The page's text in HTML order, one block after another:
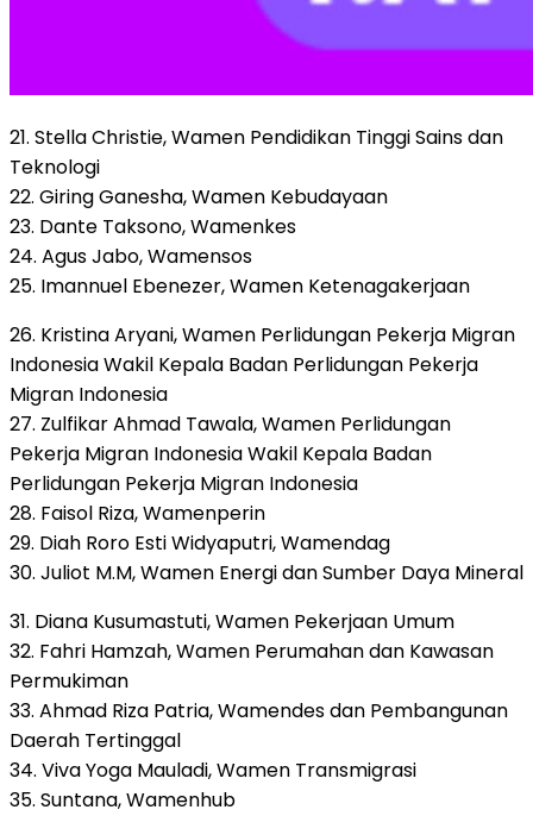
21. Stella Christie, Wamen Pendidikan Tinggi Sains dan
Teknologi
22. Giring Ganesha, Wamen Kebudayaan
23. Dante Taksono, Wamenkes
24. Agus Jabo, Wamensos
25. Imannuel Ebenezer, Wamen Ketenagakerjaan
26. Kristina Aryani, Wamen Perlidungan Pekerja Migran
Indonesia Wakil Kepala Badan Perlidungan Pekerja
Migran Indonesia
27. Zulfikar Ahmad Tawala, Wamen Perlidungan
Pekerja Migran Indonesia Wakil Kepala Badan
Perlidungan Pekerja Migran Indonesia
28. Faisol Riza, Wamenperin
29. Diah Roro Esti Widyaputri, Wamendag
30. Juliot M.M, Wamen Energi dan Sumber Daya Mineral
31. Diana Kusumastuti, Wamen Pekerjaan Umum
32. Fahri Hamzah, Wamen Perumahan dan Kawasan
Permukiman
33. Ahmad Riza Patria, Wamendes dan Pembangunan
Daerah Tertinggal
34. Viva Yoga Mauladi, Wamen Transmigrasi
35. Suntana, Wamenhub